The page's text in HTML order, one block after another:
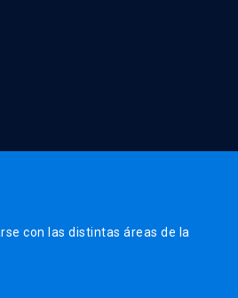
con las distintas áreas de la